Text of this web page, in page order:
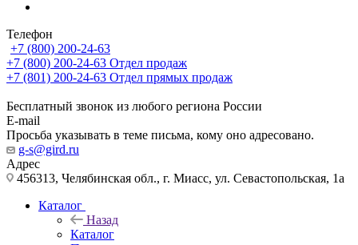
Телефон
+7 (800) 200-24-63
+7 (800) 200-24-63 Отдел продаж
+7 (801) 200-24-63 Отдел прямых продаж
Бесплатный звонок из любого региона России
E-mail
Просьба указывать в теме письма, кому оно адресовано.
g-s@gird.ru
Адрес
456313, Челябинская обл., г. Миасс, ул. Севастопольская, 1а
Каталог
Назад
Каталог